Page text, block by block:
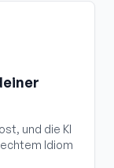
und die KI
Idiom